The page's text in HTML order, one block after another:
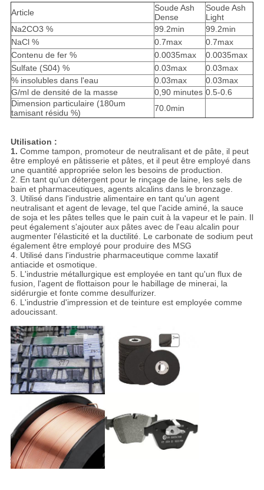
Article
Soude Ash
Dense
Soude Ash
Light
Na2CO3 %
99.2min
99.2min
NaCl %
0.7max
0.7max
Contenu de fer %
0.0035max
0.0035max
Sulfate (S04) %
0.03max
0.03max
% insolubles dans l'eau
0.03max
0.03max
G/ml de densité de la masse
0,90 minutes 0.5-0.6
Dimension particulaire (180um
tamisant résidu %)
70.0min
Utilisation :
1. Comme tampon, promoteur de neutralisant et de pâte, il peut
être employé en pâtisserie et pâtes, et il peut être employé dans
une quantité appropriée selon les besoins de production.
2. En tant qu'un détergent pour le rinçage de laine, les sels de
bain et pharmaceutiques, agents alcalins dans le bronzage.
3. Utilisé dans l'industrie alimentaire en tant qu'un agent
neutralisant et agent de levage, tel que l'acide aminé, la sauce
de soja et les pâtes telles que le pain cuit à la vapeur et le pain. Il
peut également s'ajouter aux pâtes avec de l'eau alcalin pour
augmenter l'élasticité et la ductilité. Le carbonate de sodium peut
également être employé pour produire des MSG
4. Utilisé dans l'industrie pharmaceutique comme laxatif
antiacide et osmotique.
5. L'industrie métallurgique est employée en tant qu'un flux de
fusion, l'agent de flottaison pour le habillage de minerai, la
sidérurgie et fonte comme desulfurizer.
6. L'industrie d'impression et de teinture est employée comme
adoucissant.